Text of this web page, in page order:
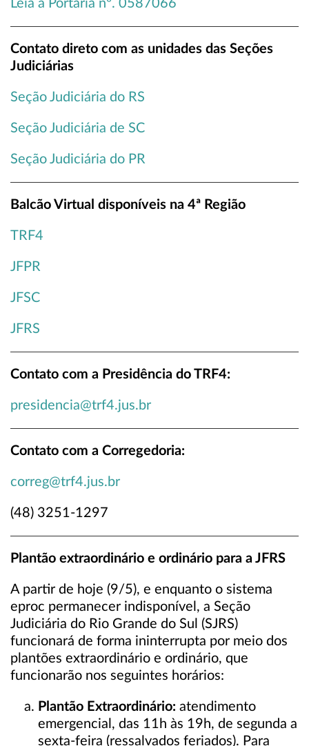
Leia a Portaria nº. 0587066
Contato direto com as unidades das Seções
Judiciárias
Seção Judiciária do RS
Seção Judiciária de SC
Seção Judiciária do PR
Balcão Virtual disponíveis na 4ª Região
TRF4
JFPR
JFSC
JFRS
Contato com a Presidência do TRF4:
presidencia@trf4.jus.br
Contato com a Corregedoria:
correg@trf4.jus.br
(48) 3251-1297
Plantão extraordinário e ordinário para a JFRS
A partir de hoje (9/5), e enquanto o sistema
eproc permanecer indisponível, a Seção
Judiciária do Rio Grande do Sul (SJRS)
funcionará de forma ininterrupta por meio dos
plantões extraordinário e ordinário, que
funcionarão nos seguintes horários:
Plantão Extraordinário: atendimento
emergencial, das 11h às 19h, de segunda a
sexta-feira (ressalvados feriados). Para